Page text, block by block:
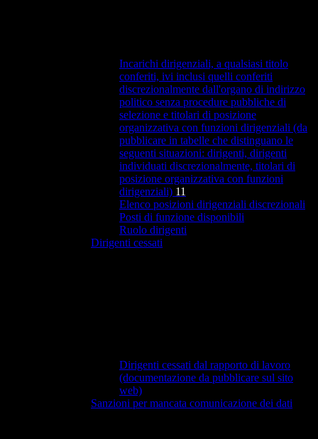
Incarichi dirigenziali, a qualsiasi titolo
conferiti, ivi inclusi quelli conferiti
discrezionalmente dall'organo di indirizzo
politico senza procedure pubbliche di
selezione e titolari di posizione
organizzativa con funzioni dirigenziali (da
pubblicare in tabelle che distinguano le
seguenti situazioni: dirigenti, dirigenti
individuati discrezionalmente, titolari di
posizione organizzativa con funzioni
dirigenziali) 11
Elenco posizioni dirigenziali discrezionali
Posti di funzione disponibili
Ruolo dirigenti
Dirigenti cessati
Dirigenti cessati dal rapporto di lavoro
(documentazione da pubblicare sul sito
web)
Sanzioni per mancata comunicazione dei dati